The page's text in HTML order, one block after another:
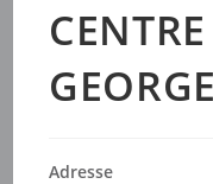
Adresse